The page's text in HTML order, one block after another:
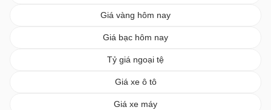
Giá vàng hôm nay
Giá bạc hôm nay
Tỷ giá ngoại tệ
Giá xe ô tô
Giá xe máy